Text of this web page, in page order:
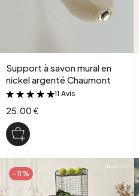
Support à savon mural en
nickel argenté Chaumont
&
11 Avis
25.00 €
-11%